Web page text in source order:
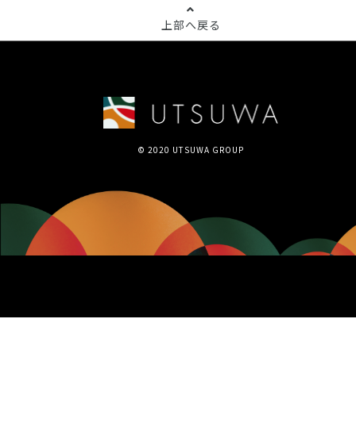
上部へ戻る
© 2020 UTSUWA GROUP